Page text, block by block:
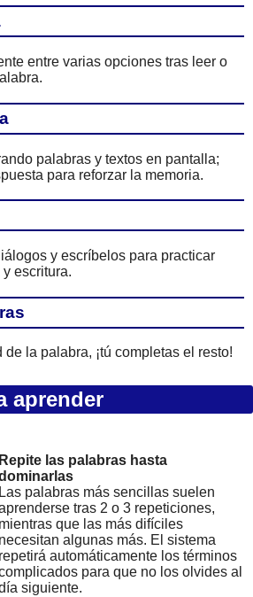
entre varias opciones tras leer o
palabras y textos en pantalla;
para reforzar la memoria.
y escríbelos para practicar
escritura.
la palabra, ¡tú completas el resto!
aprender
Repite las palabras hasta
Las palabras más sencillas suelen
tras 2 o 3 repeticiones,
mientras que las más difíciles
necesitan algunas más. El sistema
repetirá automáticamente los términos
para que no los olvides al
siguiente.